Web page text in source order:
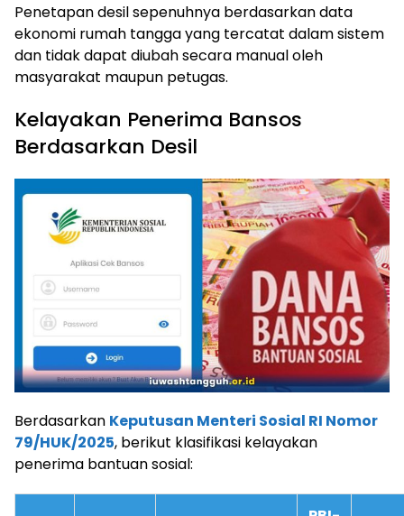
Penetapan desil sepenuhnya berdasarkan data
ekonomi rumah tangga yang tercatat dalam sistem
dan tidak dapat diubah secara manual oleh
masyarakat maupun petugas.
Kelayakan Penerima Bansos
Berdasarkan Desil
Berdasarkan Keputusan Menteri Sosial RI Nomor
79/HUK/2025, berikut klasifikasi kelayakan
penerima bantuan sosial: